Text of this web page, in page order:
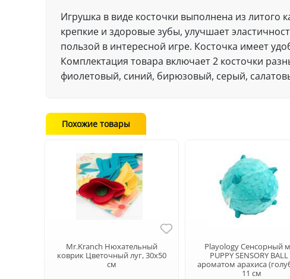
Игрушка в виде косточки выполнена из литого
крепкие и здоровые зубы, улучшает
пользой в интересной игре. Косточка имеет
Комплектация товара включает 2 косточки
фиолетовый, синий, бирюзовый, серый,
Похожие товары
Mr.Kranch Нюхательный
коврик Цветочный луг, 30х50
см
Playology Сенсорный
PUPPY SENSORY BALL
ароматом арахиса
11 см